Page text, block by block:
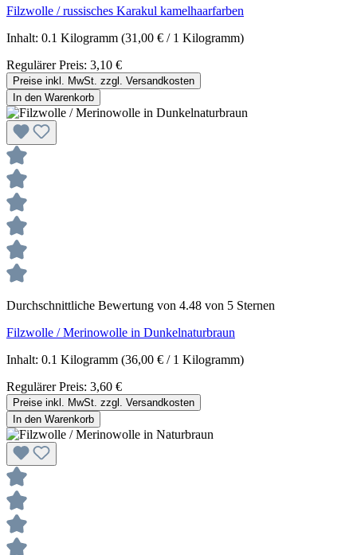
Filzwolle / russisches Karakul kamelhaarfarben
Inhalt: 0.1 Kilogramm (31,00 € / 1 Kilogramm)
Regulärer Preis: 3,10 €
Preise inkl. MwSt. zzgl. Versandkosten
In den Warenkorb
Durchschnittliche Bewertung von 4.48 von 5 Sternen
Filzwolle / Merinowolle in Dunkelnaturbraun
Inhalt: 0.1 Kilogramm (36,00 € / 1 Kilogramm)
Regulärer Preis: 3,60 €
Preise inkl. MwSt. zzgl. Versandkosten
In den Warenkorb